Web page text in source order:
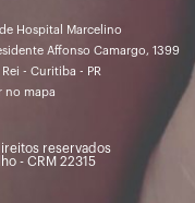
Hospital Marcelino
Affonso Camargo, 1399
- Curitiba - PR
no mapa
reservados
- CRM 22315